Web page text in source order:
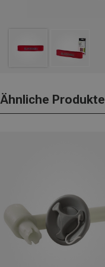
Ähnliche Produkte